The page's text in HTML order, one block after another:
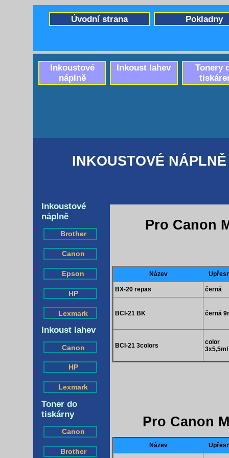
INKOUSTOVÉ
Pro Canon
Inkoustové
náplně
Brother
Canon
Epson
HP
Lexmark
Inkoust lahev
Canon
HP
Lexmark
Toner do
tiskárny
Canon
Brother
Název
BX-20 repas černá
BCI-21 BK černá
BCI-21 3colors
color
3x5,5ml
Pro Canon
Název
Pokladny
Úvodní strana
Tonery
Inkoust lahev
Inkoustové
náplně